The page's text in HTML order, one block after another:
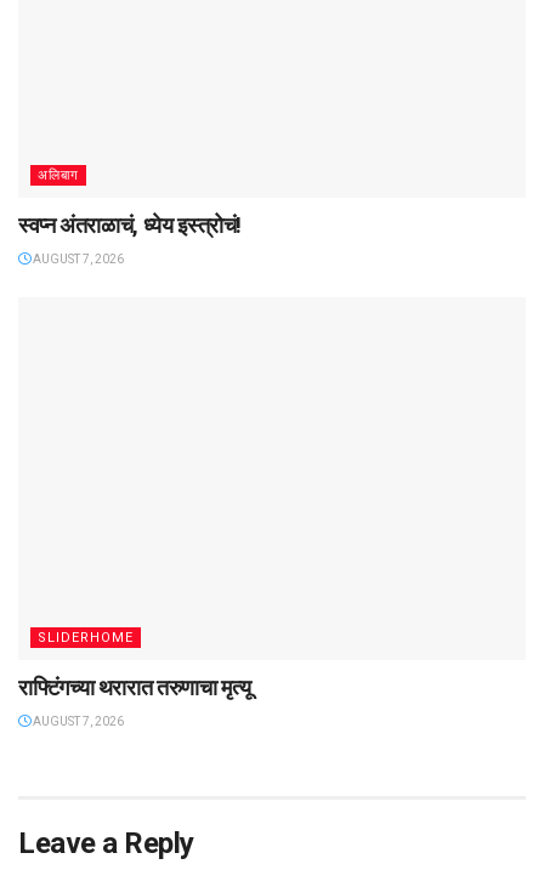
अलिबाग
स्वप्न अंतराळाचं, ध्येय इस्त्रोचं!
AUGUST 7, 2026
SLIDERHOME
राफ्टिंगच्या थरारात तरुणाचा मृत्यू
AUGUST 7, 2026
Leave a Reply